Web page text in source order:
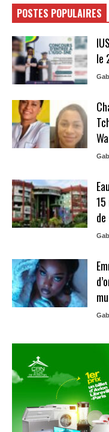
POSTES POPULAIRES
le